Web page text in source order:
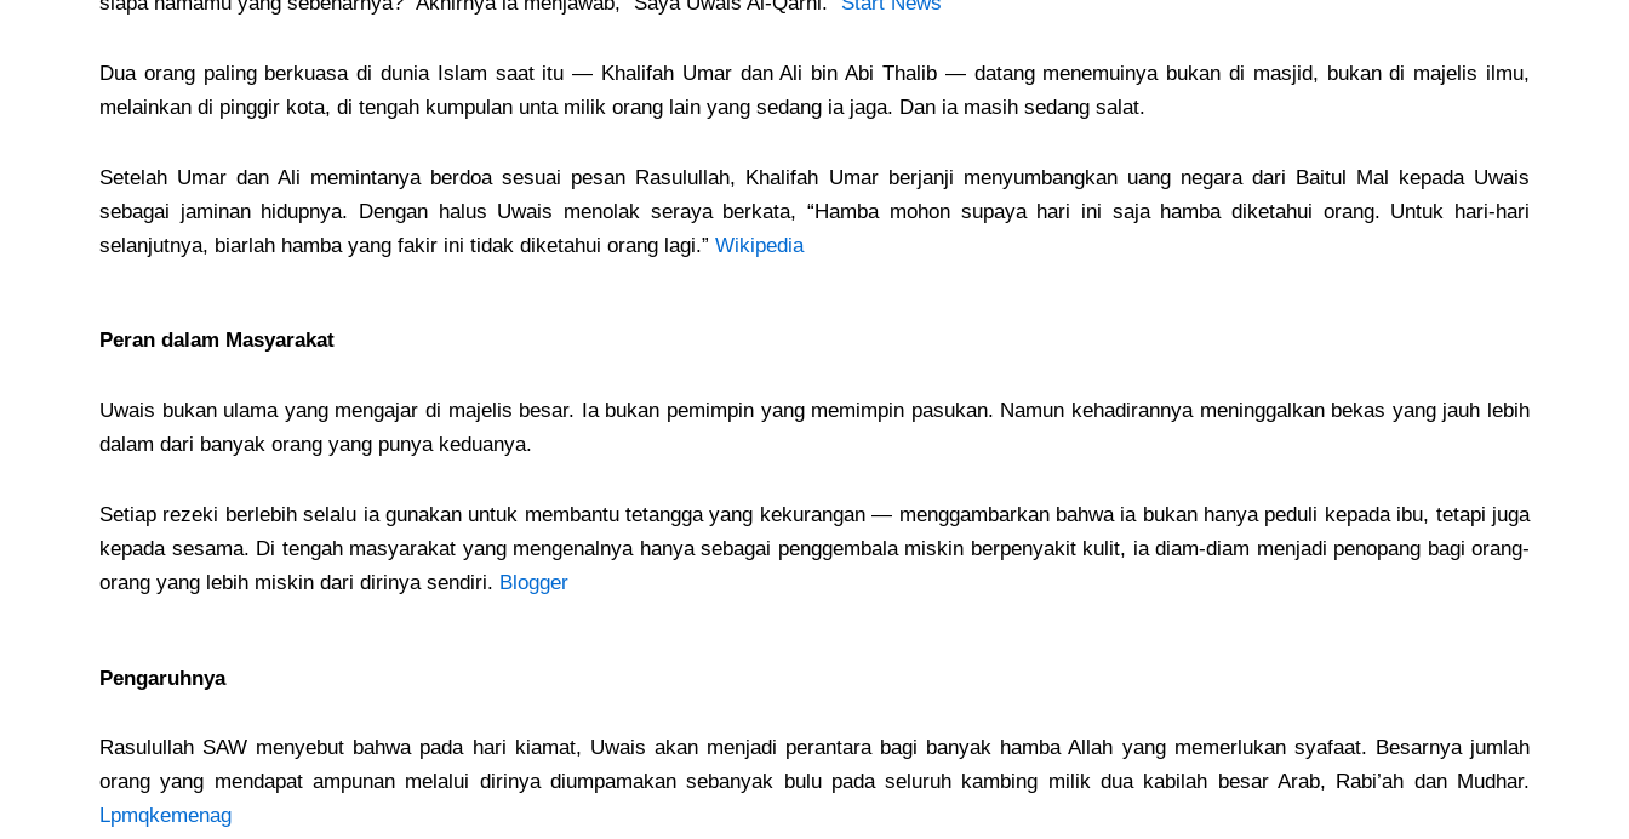
Dua orang paling berkuasa di dunia Islam saat itu — Khalifah Umar dan Ali bin Abi Thalib — datang menemuinya bukan di masjid, bukan di majelis ilmu,
melainkan di pinggir kota, di tengah kumpulan unta milik orang lain yang sedang ia jaga. Dan ia masih sedang salat.
Setelah Umar dan Ali memintanya berdoa sesuai pesan Rasulullah, Khalifah Umar berjanji menyumbangkan uang negara dari Baitul Mal kepada Uwais
sebagai jaminan hidupnya. Dengan halus Uwais menolak seraya berkata, “Hamba mohon supaya hari ini saja hamba diketahui orang. Untuk hari-hari
selanjutnya, biarlah hamba yang fakir ini tidak diketahui orang lagi.” Wikipedia
Peran dalam Masyarakat
Uwais bukan ulama yang mengajar di majelis besar. Ia bukan pemimpin yang memimpin pasukan. Namun kehadirannya meninggalkan bekas yang jauh lebih
dalam dari banyak orang yang punya keduanya.
Setiap rezeki berlebih selalu ia gunakan untuk membantu tetangga yang kekurangan — menggambarkan bahwa ia bukan hanya peduli kepada ibu, tetapi juga
kepada sesama. Di tengah masyarakat yang mengenalnya hanya sebagai penggembala miskin berpenyakit kulit, ia diam-diam menjadi penopang bagi orang-
orang yang lebih miskin dari dirinya sendiri. Blogger
Pengaruhnya
Rasulullah SAW menyebut bahwa pada hari kiamat, Uwais akan menjadi perantara bagi banyak hamba Allah yang memerlukan syafaat. Besarnya jumlah
orang yang mendapat ampunan melalui dirinya diumpamakan sebanyak bulu pada seluruh kambing milik dua kabilah besar Arab, Rabi’ah dan Mudhar.
Lpmqkemenag